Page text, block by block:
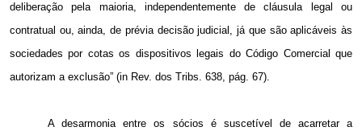
deliberação pela maioria, independentemente de cláusula legal ou
contratual ou, ainda, de prévia decisão judicial, já que são aplicáveis às
sociedades por cotas os dispositivos legais do Código Comercial que
autorizam a exclusão” (in Rev. dos Tribs. 638, pág. 67).
A desarmonia entre os sócios é suscetível de acarretar a